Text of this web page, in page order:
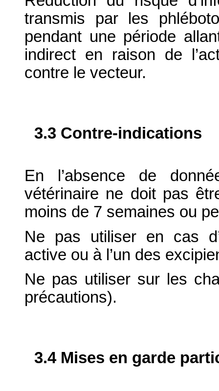
transmis par les
pendant une période
indirect en raison de
contre le vecteur.
3.3 Contre-indications
En l’absence de
vétérinaire ne doit pas
moins de 7 semaines ou
Ne pas utiliser en cas
active ou à l’un des
Ne pas utiliser sur les
précautions).
3.4 Mises en garde